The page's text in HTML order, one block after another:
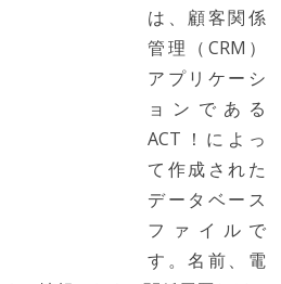
は、顧客関係
管理（CRM）
アプリケーシ
ョンである
ACT！によっ
て作成された
データベース
ファイルで
す。名前、電